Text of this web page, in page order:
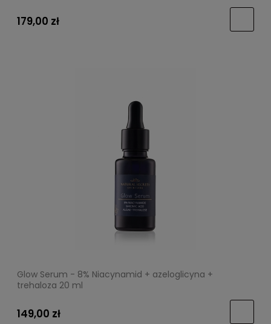
179,00 zł
Glow Serum - 8% Niacynamid + azeloglicyna +
trehaloza 20 ml
149,00 zł